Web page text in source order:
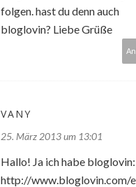
folgen. hast du denn auch
bloglovin? Liebe Grüße
VANY
25. März 2013 um 13:01
Hallo! Ja ich habe bloglovin:
http://www.bloglovin.com/